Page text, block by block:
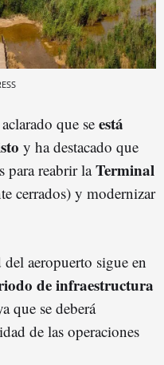
que se está
y ha destacado que
para reabrir laTerminal
cerrados) y modernizar
aeropuerto sigue en
de infraestructura
que se deberá
de las operaciones